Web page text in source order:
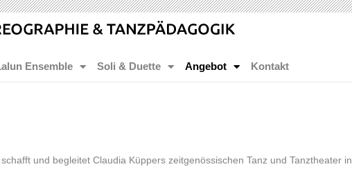
Ensemble Soli & Duette Angebot Kontakt
und begleitet Claudia Küppers zeitgenössischen Tanz und Tanztheater in